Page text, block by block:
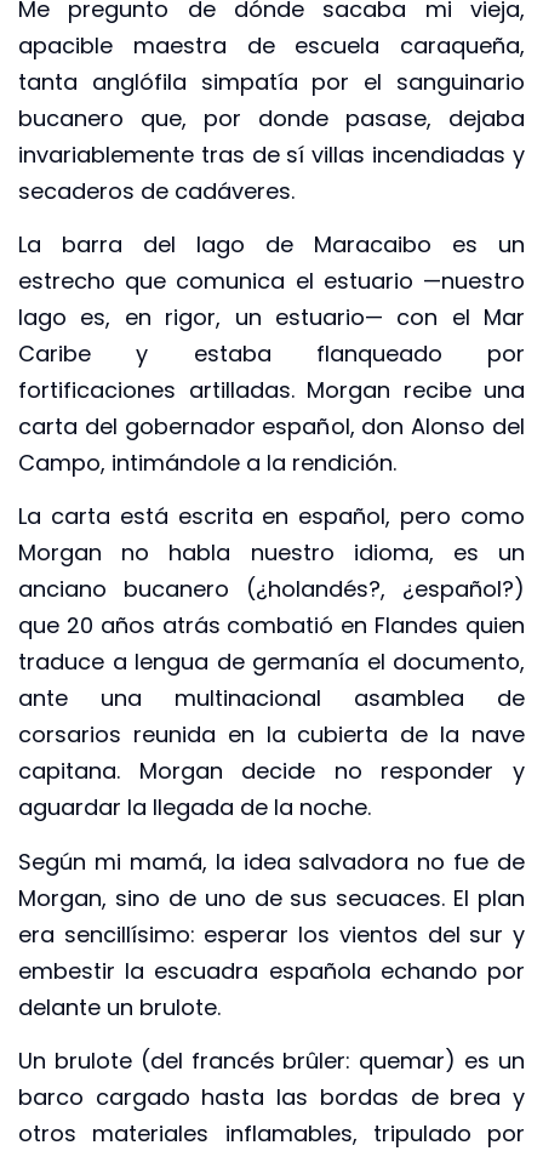
Me pregunto de dónde sacaba mi vieja,
apacible maestra de escuela caraqueña,
tanta anglófila simpatía por el sanguinario
bucanero que, por donde pasase, dejaba
invariablemente tras de sí villas incendiadas y
secaderos de cadáveres.
La barra del lago de Maracaibo es un
estrecho que comunica el estuario —nuestro
lago es, en rigor, un estuario— con el Mar
Caribe y estaba flanqueado por
fortificaciones artilladas. Morgan recibe una
carta del gobernador español, don Alonso del
Campo, intimándole a la rendición.
La carta está escrita en español, pero como
Morgan no habla nuestro idioma, es un
anciano bucanero (¿holandés?, ¿español?)
que 20 años atrás combatió en Flandes quien
traduce a lengua de germanía el documento,
ante una multinacional asamblea de
corsarios reunida en la cubierta de la nave
capitana. Morgan decide no responder y
aguardar la llegada de la noche.
Según mi mamá, la idea salvadora no fue de
Morgan, sino de uno de sus secuaces. El plan
era sencillísimo: esperar los vientos del sur y
embestir la escuadra española echando por
delante un brulote.
Un brulote (del francés brûler: quemar) es un
barco cargado hasta las bordas de brea y
otros materiales inflamables, tripulado por